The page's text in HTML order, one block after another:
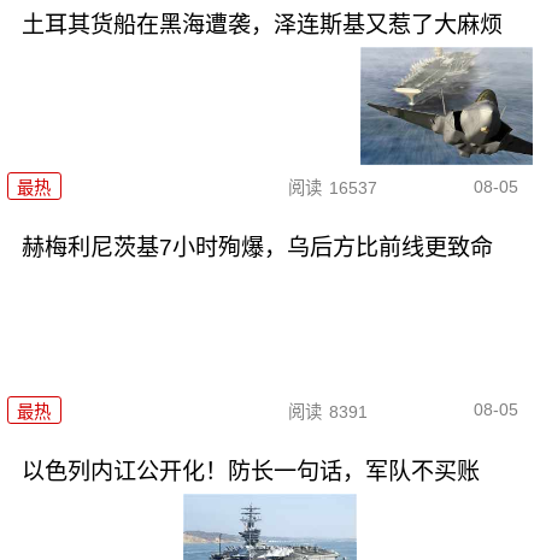
土耳其货船在黑海遭袭，泽连斯基又惹了大麻烦
最热 阅读 16537 08-05
赫梅利尼茨基7小时殉爆，乌后方比前线更致命
最热 阅读 8391 08-05
以色列内讧公开化！防长一句话，军队不买账